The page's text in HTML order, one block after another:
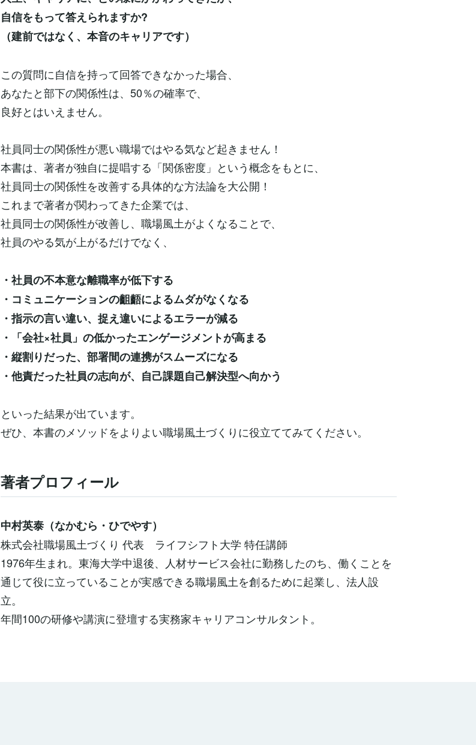
自信をもって答えられますか?
（建前ではなく、本音のキャリアです）
この質問に自信を持って回答できなかった場合、
あなたと部下の関係性は、50％の確率で、
良好とはいえません。
社員同士の関係性が悪い職場ではやる気など起きません！
本書は、著者が独自に提唱する「関係密度」という概念をもとに、
社員同士の関係性を改善する具体的な方法論を大公開！
これまで著者が関わってきた企業では、
社員同士の関係性が改善し、職場風土がよくなることで、
社員のやる気が上がるだけでなく、
・社員の不本意な離職率が低下する
・コミュニケーションの齟齬によるムダがなくなる
・指示の言い違い、捉え違いによるエラーが減る
・「会社×社員」の低かったエンゲージメントが高まる
・縦割りだった、部署間の連携がスムーズになる
・他責だった社員の志向が、自己課題自己解決型へ向かう
といった結果が出ています。
ぜひ、本書のメソッドをよりよい職場風土づくりに役立ててみてください。
著者プロフィール
中村英泰（なかむら・ひでやす）
株式会社職場風土づくり 代表 ライフシフト大学 特任講師
1976年生まれ。東海大学中退後、人材サービス会社に勤務したのち、働くことを
通じて役に立っていることが実感できる職場風土を創るために起業し、法人設
立。
年間100の研修や講演に登壇する実務家キャリアコンサルタント。